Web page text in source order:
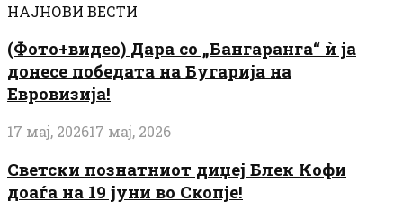
НАЈНОВИ ВЕСТИ
(Фото+видео) Дара со „Бангаранга“ ѝ ја
донесе победата на Бугарија на
Евровизија!
17 мај, 202617 мај, 2026
Светски познатниот диџеј Блек Кофи
доаѓа на 19 јуни во Скопје!